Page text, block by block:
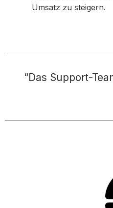
Umsatz zu steigern.
“Das Support-